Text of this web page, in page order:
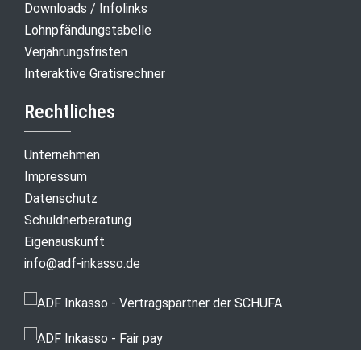
Downloads / Infolinks
Lohnpfändungstabelle
Verjährungsfristen
Interaktive Gratisrechner
Rechtliches
Unternehmen
Impressum
Datenschutz
Schuldnerberatung
Eigenauskunft
info@adf-inkasso.de